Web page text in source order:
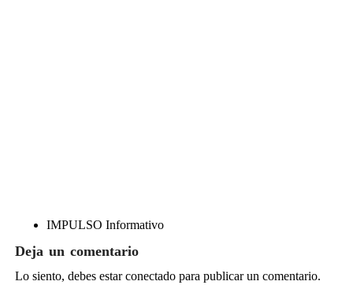
IMPULSO Informativo
Deja un comentario
Lo siento, debes estarconectadopara publicar un comentario.